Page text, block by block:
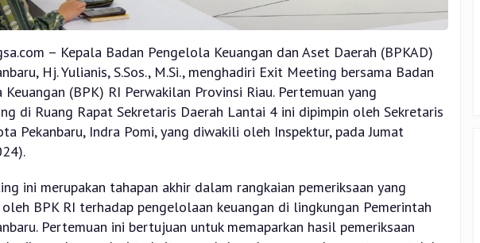
– Kepala Badan Pengelola Keuangan dan Aset Daerah (BPKAD)
Hj. Yulianis, S.Sos., M.Si., menghadiri Exit Meeting bersama Badan
Keuangan (BPK) RI Perwakilan Provinsi Riau. Pertemuan yang
di Ruang Rapat Sekretaris Daerah Lantai 4 ini dipimpin oleh Sekretaris
Pekanbaru, Indra Pomi, yang diwakili oleh Inspektur, pada Jumat
ini merupakan tahapan akhir dalam rangkaian pemeriksaan yang
BPK RI terhadap pengelolaan keuangan di lingkungan Pemerintah
Pertemuan ini bertujuan untuk memaparkan hasil pemeriksaan